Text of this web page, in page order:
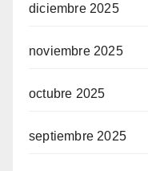
diciembre 2025
noviembre 2025
octubre 2025
septiembre 2025